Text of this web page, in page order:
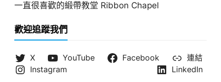
一直很喜歡的緞帶教堂 Ribbon Chapel
歡迎追蹤我們
X YouTube Facebook
連結
Instagram
LinkedIn